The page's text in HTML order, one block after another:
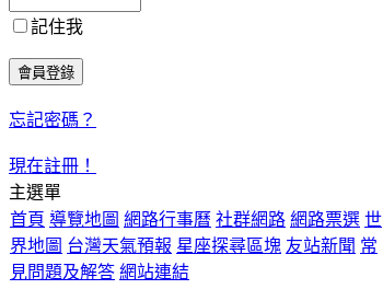
記住我
忘記密碼？
現在註冊！
主選單
首頁 導覽地圖 網路行事曆 社群網路 網路票選 世
界地圖 台灣天氣預報 星座探尋區塊 友站新聞 常
見問題及解答 網站連結